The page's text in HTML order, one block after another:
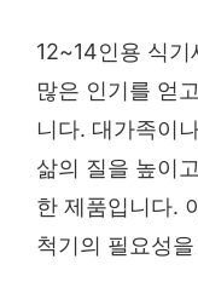
12~14인용 식기
많은 인기를 얻
니다. 대가족이
삶의 질을 높이
한 제품입니다.
척기의 필요성